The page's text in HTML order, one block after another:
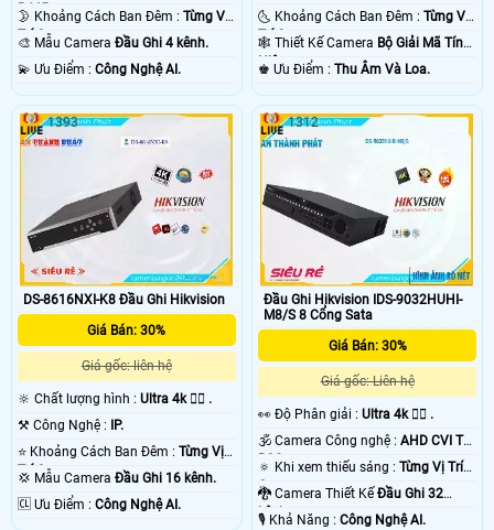
RJ45.
🌛 Khoảng Cách Ban Đêm : Từng Vị
Trí Camera .
🎨 Mẫu Camera Đầu Ghi 4 kênh.
️💫 Ưu Điểm : Công Nghệ AI.
🌜 Khoảng Cách Ban Đêm :Từng Vị
Trí Camera .
🕸️ Thiết Kế Camera Bộ Giải Mã Tín
Hiệu.
️♚ Ưu Điểm :Thu Âm Và Loa.
DS-8616NXI-K8 Đầu Ghi Hikvision
Giá Bán: 30%
Giá gốc: liên hệ
🔆 Chất lượng hình : Ultra 4k 👍🏾 .
⚒ Công Nghệ :
IP.
⭐ Khoảng Cách Ban Đêm : Từng Vị
Trí Camera .
💢 Mẫu Camera Đầu Ghi 16 kênh.
️🆑 Ưu Điểm : Công Nghệ AI.
1393
Đầu Ghi Hikvision IDS-9032HUHI-
M8/S 8 Cổng Sata
Giá Bán: 30%
Giá gốc: Liên hệ
️👀 Độ Phân giải :Ultra 4k 👍🏾 .
🕉️ Camera Công nghệ :AHD CVI TVI
BCS.
🔅 Khi xem thiếu sáng :Từng Vị Trí
Camera .
🐉️ Camera Thiết KếĐầu Ghi 32
kênh.
️🎙 Khả Năng :Công Nghệ AI.
1312